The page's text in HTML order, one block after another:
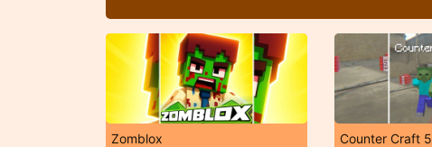
Zomblox Counter Craft 5